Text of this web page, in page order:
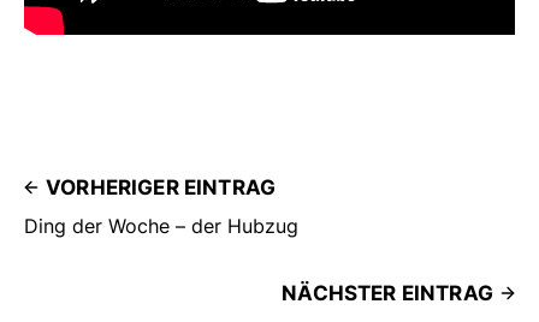
VORHERIGER EINTRAG
Ding der Woche – der Hubzug
NÄCHSTER EINTRAG